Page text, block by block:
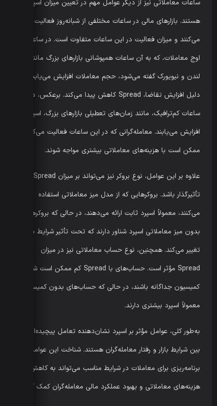
ساعات معاملاتی نیز از دیگر عوامل مهم در تعیین میزان اسپرد
هستند. بازارهای مالی در ساعات مختلفی از شبانه‌روز فعالیت
می‌کنند و میزان فعالیت در این ساعات متفاوت است. در ساعات
اوج معاملات، که به آن ساعات همپوشانی بازارهای بزرگ مانند
لندن و نیویورک گفته می‌شود، حجم معاملات افزایش می‌یابد و به
دلیل افزایش تقاضا، Spread کاهش پیدا می‌کند. برعکس، در
ساعات کم‌ترافیک، مانند زمان‌های تعطیلی بازارهای بزرگ، اسپردها
افزایش می‌یابند. معامله‌گرانی که در این ساعات فعالیت می‌کنند،
ممکن است با هزینه‌های معاملاتی بیشتری مواجه شوند.
علاوه بر این عوامل، نوع بروکر نیز می‌تواند بر میزان Spread
تأثیرگذار باشد. بروکرهایی که از مدل میز معاملاتی استفاده
می‌کنند، معمولاً اسپرد ثابت ارائه می‌دهند، در حالی که بروکرهای
بدون میز معاملاتی اسپرد شناور دارند که تحت تأثیر شرایط بازار
تغییر می‌کند. همچنین، نوع حساب معاملاتی نیز در میزان
Spread مؤثر است. حساب‌های با Spread کم ممکن است شامل
کمیسیون جداگانه باشند، در حالی که حساب‌های بدون کمیسیون
معمولاً اسپرد بیشتری دارند.
به‌طور کلی، عوامل مؤثر بر اسپرد نشان‌دهنده تعامل پیچیده‌ای
بین شرایط بازار و رفتار معامله‌گران هستند. شناخت این عوامل و
برنامه‌ریزی برای معاملات در شرایط مناسب می‌تواند به کاهش
هزینه‌های معاملاتی و بهبود عملکرد مالی معامله‌گران کمک کند.